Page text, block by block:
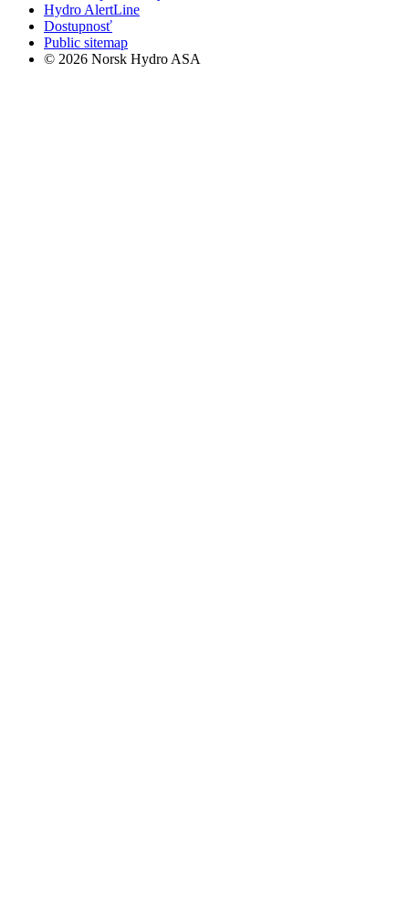
Hydro AlertLine
Dostupnosť
Public sitemap
© 2026 Norsk Hydro ASA